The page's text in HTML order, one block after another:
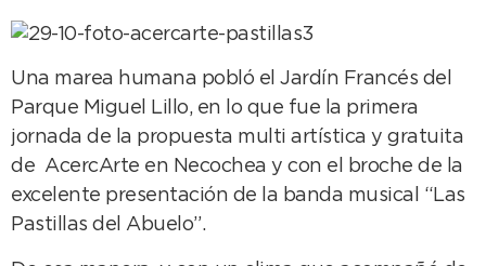
Una marea humana pobló el Jardín Francés del
Parque Miguel Lillo, en lo que fue la primera
jornada de la propuesta multi artística y gratuita
de AcercArte en Necochea y con el broche de la
excelente presentación de la banda musical “Las
Pastillas del Abuelo”.